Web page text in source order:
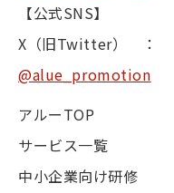
【公式SNS】
X（旧Twitter） ：
@alue_promotion
アルーTOP
サービス一覧
中小企業向け研修